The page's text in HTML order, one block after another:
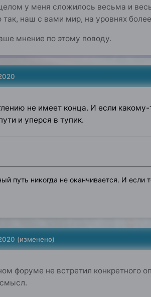
целом у меня сложилось весьма и
наш с вами мир, на уровнях более
мнение по этому поводу.
не имеет конца. И если какому-
и уперся в тупик.
путь никогда не оканчивается. И если
(изменено)
форуме не встретил конкретного